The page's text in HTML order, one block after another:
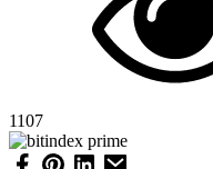
1107